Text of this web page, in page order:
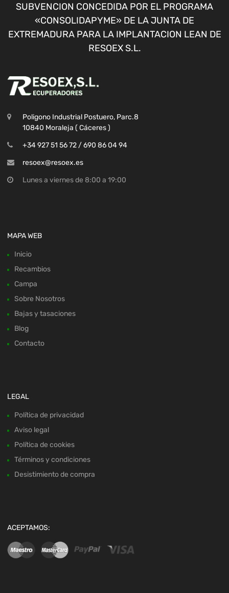
SUBVENCION CONCEDIDA POR EL PROGRAMA
«CONSOLIDAPYME» DE LA JUNTA DE
EXTREMADURA PARA LA IMPLANTACION LEAN DE
RESOEX S.L.
Poligono Industrial Postuero, Parc.8
10840 Moraleja ( Cáceres )
+34 927 51 56 72 / 690 86 04 94
resoex@resoex.es
Lunes a viernes de 8:00 a 19:00
MAPA WEB
Inicio
Recambios
Campa
Sobre Nosotros
Bajas y tasaciones
Blog
Contacto
LEGAL
Política de privacidad
Aviso legal
Política de cookies
Términos y condiciones
Desistimiento de compra
ACEPTAMOS: